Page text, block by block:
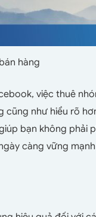
hàng
việc thuê
như hiểu rõ
bạn không phải
càng vững